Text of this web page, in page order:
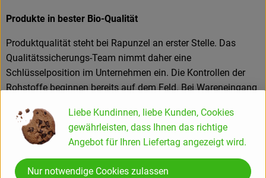
Produkte in bester Bio-Qualität
Produktqualität steht bei Rapunzel an erster Stelle. Das
Qualitätssicherungs-Team nimmt daher eine
Schlüsselposition im Unternehmen ein. Die Kontrollen der
Rohstoffe beginnen bereits auf dem Feld. Bei Wareneingang
werden sie durch anerkannte externe Labors unabhängig
analysiert.
Wie schon zu Beginn liegen Rapunzel auch heute die
persönlichen Kontakte zu den Lieferanten und langfristige
Liebe Kundinnen, liebe Kunden, Cookies
gewährleisten, dass Ihnen das richtige
Angebot für Ihren Liefertag angezeigt wird.
Nur notwendige Cookies zulassen